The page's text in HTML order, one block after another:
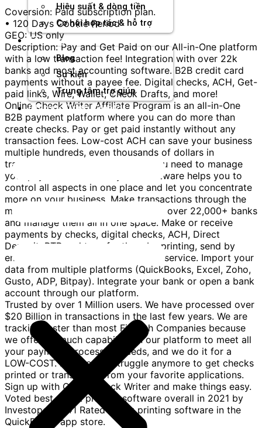
Hiệu suất & dòng tiền
Cơ hội hợp tác & hỗ trợ
Tài nguyên
Blog
Sự kiện
Trung tâm trợ giúp
Chương Trình Creator
Coversion: Paid subscription plan.
• 120 Days Cookie Period
GEO: US only
Description: Pay and Get Paid on our All-in-One platform
with a low transaction fee! Integration with over 22k
banks and most accounting software. B2B credit card
payments without a payee fee. Digital checks, ACH, Get-
paid links, Wire, Wallet, Check Drafts, and more!
Online Check Writer Affiliate Program is an all-in-One
B2B payment platform where you can do more than
create checks. Pay or get paid instantly without any
transaction fees. Low-cost ACH can save your business
multiple hundreds, even thousands of dollars in
transaction fees. All the features you need to manage
your payments seamlessly. Our software helps you to
control all aspects in one place and let you concentrate
more on your business. Make transactions through the
most secure platform. Connect with over 22,000+ banks
and manage them all in one space. Make or receive
payments by checks, digital checks, ACH, Direct
Deposit, RTP and transfer them by printing, send by
email, text or let us mail it by USPS service. Import your
data from multiple platforms (QuickBooks, Excel, Zoho,
Gusto, ADP, Bitpay). Integrate your bank or open a bank
account through our platform.
Trusted by over 1 Million users. We have processed over
$20 Billion in transactions in the last few years. We are
tracking faster than most FinTech Companies because
we offer so much capability on our platform to meet all
your payment processing needs, and we do it for a
LOW-COST. No need to struggle anymore to get checks
printed or transferred from your favorite applications.
Sign up with Online Check Writer and make things easy.
Voted best check printing software overall in 2021 by
Investopedia. #1 Rated check printing software in the
QuickBooks app store.